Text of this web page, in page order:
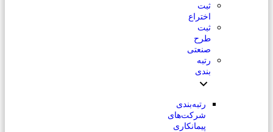
ثبت
اختراع
ثبت
طرح
صنعتی
رتبه
بندی
رتبه‌بندی
شرکت‌های
پیمانکاری